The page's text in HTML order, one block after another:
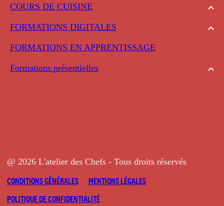
COURS DE CUISINE
FORMATIONS DIGITALES
FORMATIONS EN APPRENTISSAGE
Formations présentielles
@ 2026 L'atelier des Chefs - Tous droits réservés
CONDITIONS GÉNÉRALES
MENTIONS LÉGALES
POLITIQUE DE CONFIDENTIALITÉ